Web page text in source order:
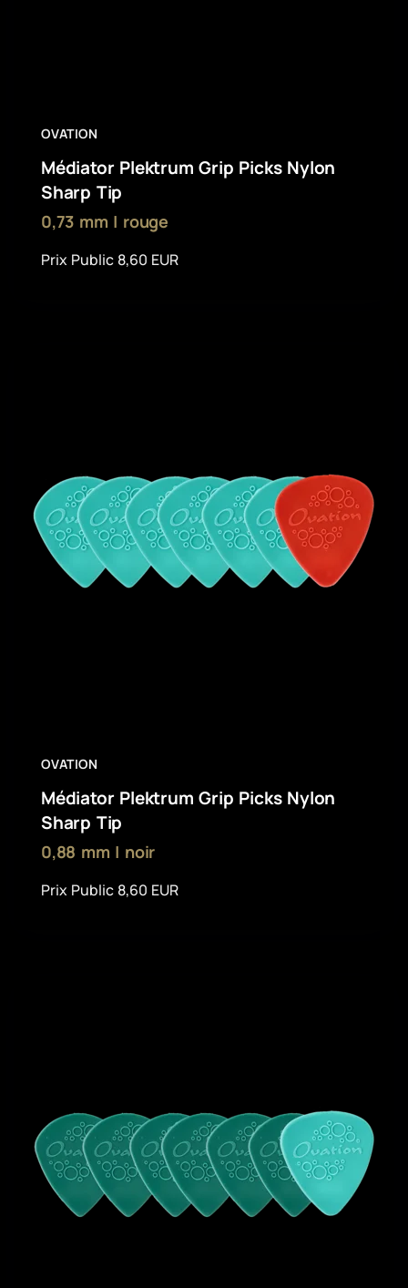
OVATION
Médiator Plektrum Grip Picks Nylon
Sharp Tip
0,73 mm | rouge
Prix Public 8,60 EUR
OVATION
Médiator Plektrum Grip Picks Nylon
Sharp Tip
0,88 mm | noir
Prix Public 8,60 EUR